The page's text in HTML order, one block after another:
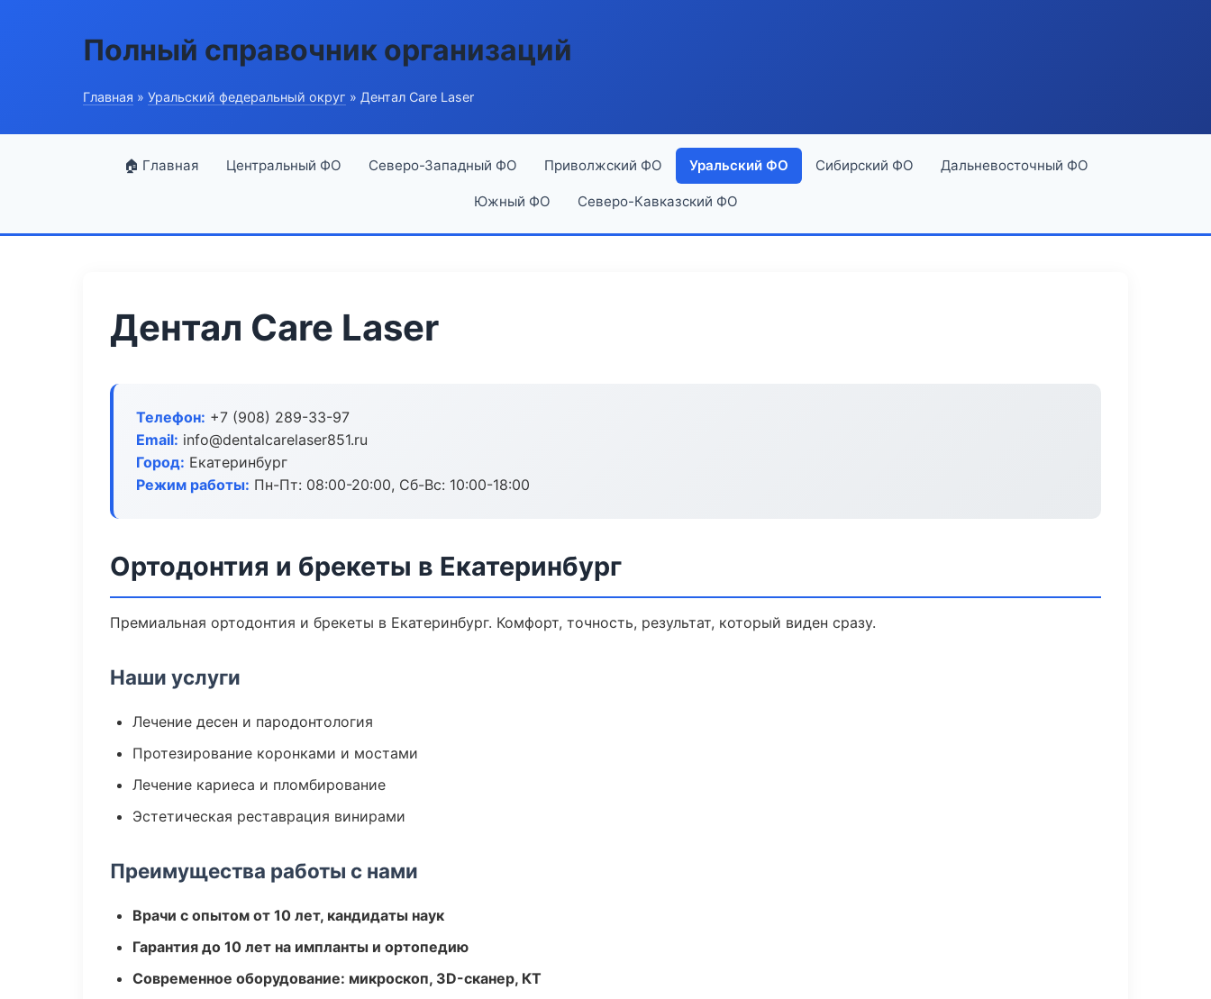
Полный справочник организаций
Главная » Уральский федеральный округ » Дентал Care Laser
🏠 Главная Центральный ФО Северо-Западный ФО Приволжский ФО Уральский ФО Сибирский ФО Дальневосточный ФО
Южный ФО Северо-Кавказский ФО
Дентал Care Laser
Телефон: +7 (908) 289-33-97
Email: info@dentalcarelaser851.ru
Город: Екатеринбург
Режим работы: Пн-Пт: 08:00-20:00, Сб-Вс: 10:00-18:00
Ортодонтия и брекеты в Екатеринбург
Премиальная ортодонтия и брекеты в Екатеринбург. Комфорт, точность, результат, который виден сразу.
Наши услуги
Лечение десен и пародонтология
Протезирование коронками и мостами
Лечение кариеса и пломбирование
Эстетическая реставрация винирами
Преимущества работы с нами
Врачи с опытом от 10 лет, кандидаты наук
Гарантия до 10 лет на импланты и ортопедию
Современное оборудование: микроскоп, 3D-сканер, КТ